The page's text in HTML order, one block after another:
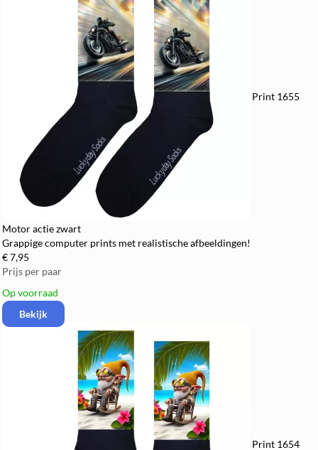
Print 1655
Motor actie zwart
Grappige computer prints met realistische afbeeldingen!
€ 7,95
Prijs per paar
Op voorraad
Bekijk
Print 1654